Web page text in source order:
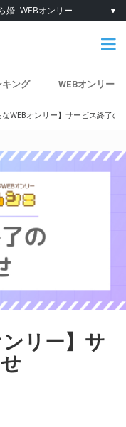
婚 WEBオンリー ▼
キング WEBオンリー
なWEBオンリー】サービス終了の
ンリー】サ